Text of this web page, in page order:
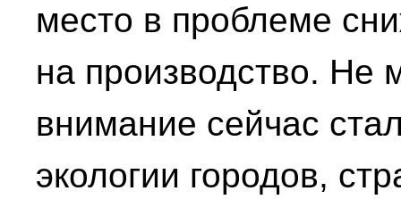
место в проблеме
на производство. Не
внимание сейчас
экологии городов,